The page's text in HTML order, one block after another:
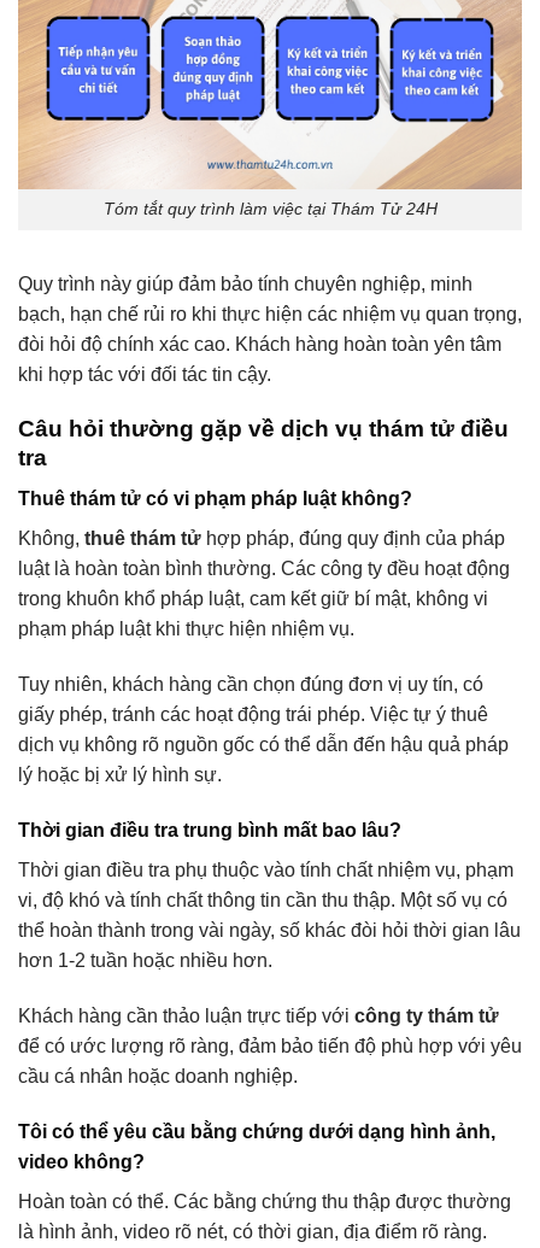
Tóm tắt quy trình làm việc tại Thám Tử 24H
Quy trình này giúp đảm bảo tính chuyên nghiệp, minh
bạch, hạn chế rủi ro khi thực hiện các nhiệm vụ quan trọng,
đòi hỏi độ chính xác cao. Khách hàng hoàn toàn yên tâm
khi hợp tác với đối tác tin cậy.
Câu hỏi thường gặp về dịch vụ thám tử điều
tra
Thuê thám tử có vi phạm pháp luật không?
Không, thuê thám tử hợp pháp, đúng quy định của pháp
luật là hoàn toàn bình thường. Các công ty đều hoạt động
trong khuôn khổ pháp luật, cam kết giữ bí mật, không vi
phạm pháp luật khi thực hiện nhiệm vụ.
Tuy nhiên, khách hàng cần chọn đúng đơn vị uy tín, có
giấy phép, tránh các hoạt động trái phép. Việc tự ý thuê
dịch vụ không rõ nguồn gốc có thể dẫn đến hậu quả pháp
lý hoặc bị xử lý hình sự.
Thời gian điều tra trung bình mất bao lâu?
Thời gian điều tra phụ thuộc vào tính chất nhiệm vụ, phạm
vi, độ khó và tính chất thông tin cần thu thập. Một số vụ có
thể hoàn thành trong vài ngày, số khác đòi hỏi thời gian lâu
hơn 1-2 tuần hoặc nhiều hơn.
Khách hàng cần thảo luận trực tiếp với công ty thám tử
để có ước lượng rõ ràng, đảm bảo tiến độ phù hợp với yêu
cầu cá nhân hoặc doanh nghiệp.
Tôi có thể yêu cầu bằng chứng dưới dạng hình ảnh,
video không?
Hoàn toàn có thể. Các bằng chứng thu thập được thường
là hình ảnh, video rõ nét, có thời gian, địa điểm rõ ràng.